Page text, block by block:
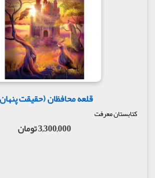
جنگی ما وارد فاو شد. هشت روز بعد ژنرال
بارت، فرمانده لشکر ششم بریتانیا، به ما
نیروهای بریتانیایی مستقر در منطقه را تحت
داد. یک هفته بعد از آمدن ژنرال، آماده
بودیم که خزعل خبر داد عثمانی‌ها بصره را
به طرف قرنه عقب‌نشینی کرده‌اند. این‌طور
۲۳ نوامبر، بدون هیچ جنگی وارد بصره
بریتانیا را بر بالای دارالحکومه نصب کردیم و
اصلی رژه رفتیم. من بلافاصله خودم را به
معرفی کردم و موظف شدم گزارش مکتوب
مشاهداتم از بحرین تا بصره را برایش تنظیم
عجیب بود. چطور می‌توانستم بفهمم دوباره
است؟ زیر آب، فهمیدن اینکه قطرات تند و ریز
قلعه محافظان (حقیقت
کتابستان معرفت
3,300,000 تومان